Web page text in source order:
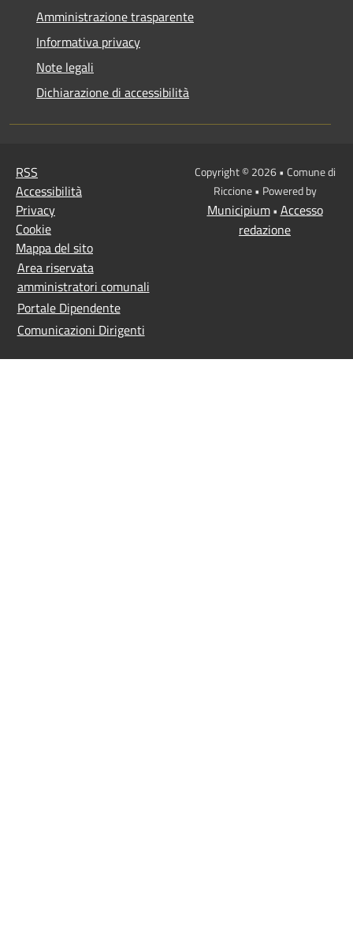
Amministrazione trasparente
Informativa privacy
Note legali
Dichiarazione di accessibilità
RSS
Accessibilità
Privacy
Cookie
Mappa del sito
Area riservata
amministratori comunali
Portale Dipendente
Comunicazioni Dirigenti
Copyright © 2026 • Comune di
Riccione • Powered by
Municipium• Accesso
redazione